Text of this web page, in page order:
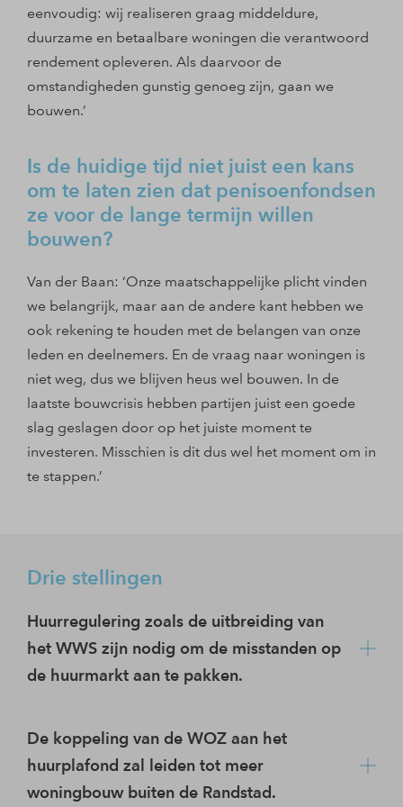
eenvoudig: wij realiseren graag middeldure,
duurzame en betaalbare woningen die verantwoord
rendement opleveren. Als daarvoor de
omstandigheden gunstig genoeg zijn, gaan we
bouwen.’
Is de huidige tijd niet juist een kans
om te laten zien dat penisoenfondsen
ze voor de lange termijn willen
bouwen?
Van der Baan: ‘Onze maatschappelijke plicht vinden
we belangrijk, maar aan de andere kant hebben we
ook rekening te houden met de belangen van onze
leden en deelnemers. En de vraag naar woningen is
niet weg, dus we blijven heus wel bouwen. In de
laatste bouwcrisis hebben partijen juist een goede
slag geslagen door op het juiste moment te
investeren. Misschien is dit dus wel het moment om in
te stappen.’
Drie stellingen
Huurregulering zoals de uitbreiding van
het WWS zijn nodig om de misstanden op
de huurmarkt aan te pakken.
huren aangepakt moeten worden, maar deze
maatregel treft nu ook beleggers voor wie het niet
bedoeld is.’ Uijen: ‘Regulering is nodig om
De koppeling van de WOZ aan het
huurplafond zal leiden tot meer
woningbouw buiten de Randstad.